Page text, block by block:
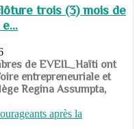
trois (3) mois de
de EVEIL_Haïti ont
entrepreneuriale et
Regina Assumpta,